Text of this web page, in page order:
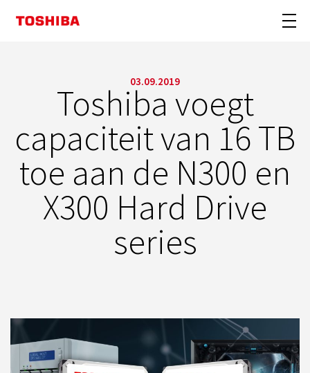
03.09.2019
Toshiba voegt
capaciteit van 16 TB
toe aan de N300 en
X300 Hard Drive
series